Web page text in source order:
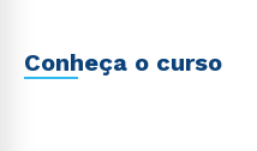
Conheça o curso